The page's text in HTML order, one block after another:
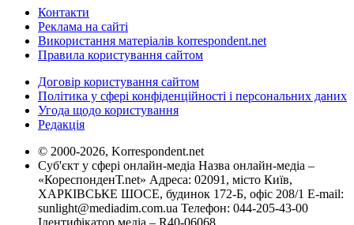
Контакти
Реклама на сайті
Використання матеріалів korrespondent.net
Правила користування сайтом
Договір користування сайтом
Політика у сфері конфіденційності і персональних даних
Угода щодо користування
Редакція
© 2000-2026, Korrespondent.net
Суб'єкт у сфері онлайн-медіа Назва онлайн-медіа –
«КореспонденТ.net» Адреса: 02091, місто Київ,
ХАРКІВСЬКЕ ШОСЕ, будинок 172-Б, офіс 208/1 E-mail:
sunlight@mediadim.com.ua Телефон: 044-205-43-00
Ідентифікатор медіа – R40-06068